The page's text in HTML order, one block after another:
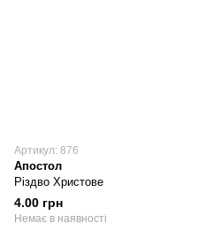
Артикул: 876
Апостол
Різдво Христове
4.00 грн
Немає в наявності